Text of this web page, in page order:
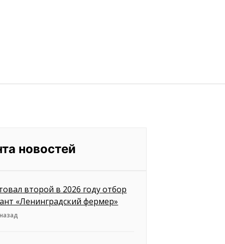
новостей
второй в 2026 году отбор
«Ленинградский фермер»